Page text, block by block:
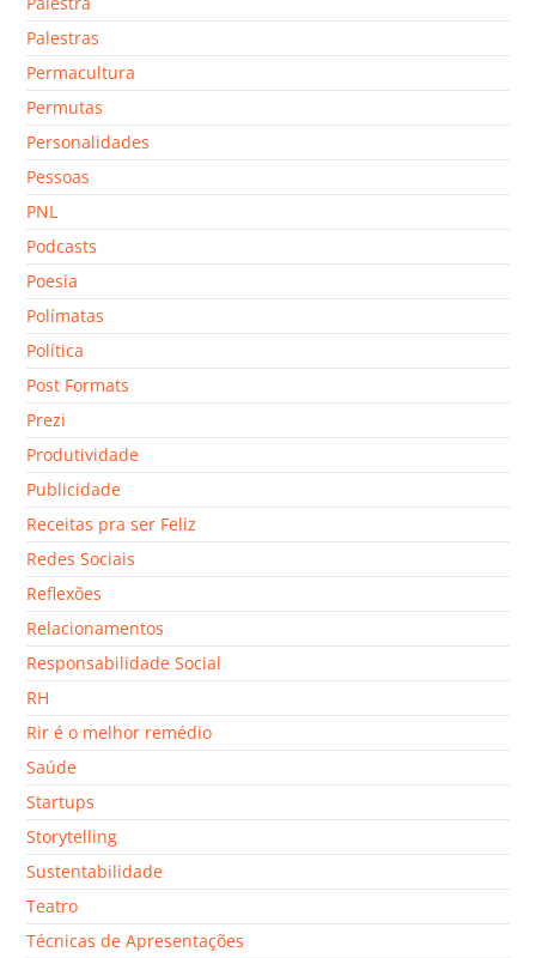
Palestras
Permacultura
Permutas
Personalidades
Pessoas
PNL
Podcasts
Poesia
Polímatas
Política
Post Formats
Prezi
Produtividade
Publicidade
Receitas pra ser Feliz
Redes Sociais
Reflexões
Relacionamentos
Responsabilidade Social
RH
Rir é o melhor remédio
Saúde
Startups
Storytelling
Sustentabilidade
Teatro
Técnicas de Apresentações